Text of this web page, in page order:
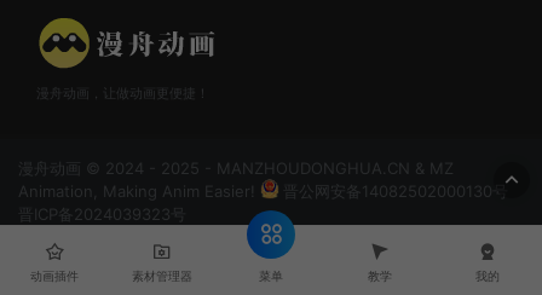
漫舟动画，让做动画更便捷！
漫舟动画 © 2024 - 2025 - MANZHOUDONGHUA.CN & MZ
Animation, Making Anim Easier!
晋公网安备14082502000130号
晋ICP备2024039323号
动画插件 素材管理器 菜单 教学 我的